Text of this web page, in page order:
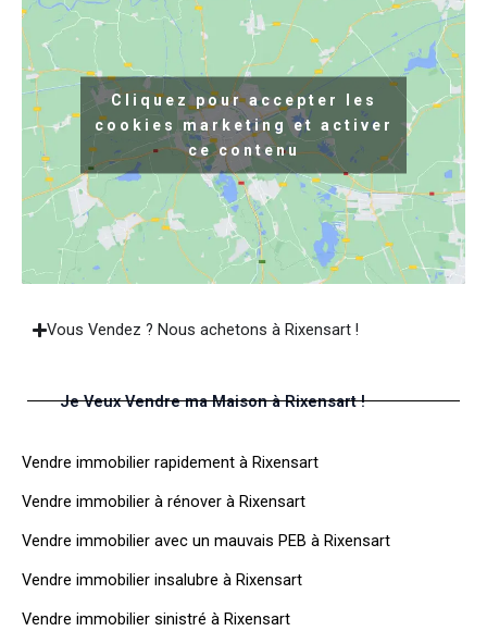
Cliquez pour accepter les
cookies marketing et activer
ce contenu
Vous Vendez ? Nous achetons à Rixensart !
Je Veux Vendre ma Maison à Rixensart !
Vendre immobilier rapidement à Rixensart
Vendre immobilier à rénover à Rixensart
Vendre immobilier avec un mauvais PEB à Rixensart
Vendre immobilier insalubre à Rixensart
Vendre immobilier sinistré à Rixensart